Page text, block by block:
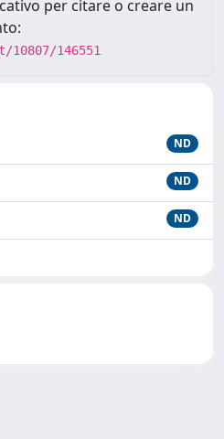
per citare o creare un
146551
ND
ND
ND